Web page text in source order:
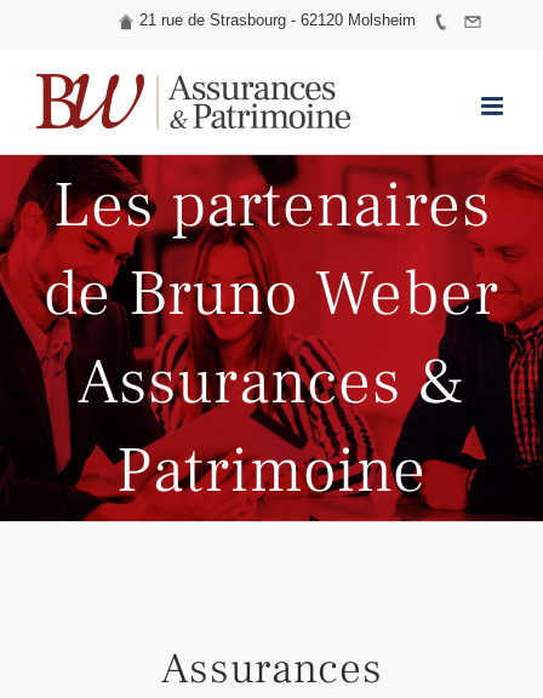
21 rue de Strasbourg - 62120 Molsheim
Skip
Les partenaires
de Bruno Weber
Assurances &
Patrimoine
Assurances